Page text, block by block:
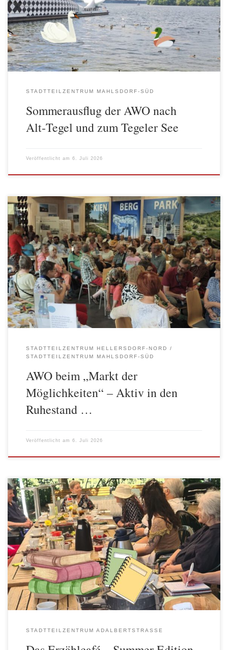
der Weg vom U‑Bahnhof Alt‑Tegel zur beliebten
Greenwichpromenade, die am Ufer des Tegeler Sees verläuft und
zu den bekanntesten Ausflugszielen im Berliner Norden gehört.
Während des Spaziergangs genoss die Gruppe die herrliche […]
STADTTEILZENTRUM MAHLSDORF-SÜD
Sommerausflug der AWO nach
Alt‑Tegel und zum Tegeler See
Veröffentlicht am 6. Juli 2026
Am 2. Juli 2026 fand im Bezirklichen Informationszentrum (BIZ)
Marzahn-Hellersdorf alljährliche Informationsveranstaltung „Aktiv
in den Ruhestand in Marzahn-Hellersdorf“ statt. Zahlreiche
Bürgerinnen und Bürger nutzten die Gelegenheit, sich über
Möglichkeiten des Engagements, der Freizeitgestaltung sowie über
Unterstützungs- und Beratungsangebote für den Übergang vom
Berufsleben in den Ruhestand zu informieren. Auf dem […]
STADTTEILZENTRUM HELLERSDORF-NORD
STADTTEILZENTRUM MAHLSDORF-SÜD
AWO beim „Markt der
Möglichkeiten“ – Aktiv in den
Ruhestand …
Veröffentlicht am 6. Juli 2026
Im Juni fand zum wiederholten Male das Erzählcafé unserer
Schreibgruppe statt. Diese wird seit vielen Jahren vom Bezirksamt
Friedrichshain-Kreuzberg – Amt für Soziales – Stadtteil- und
Seniorenangebote finanziert und seit nunmehr 2 Jahren von Hala
Mohaidli geleitet. Unter dem Motto „Wenn aus Impulsen Texte
und Geschichten werden“ durfte das Publikum […]
STADTTEILZENTRUM ADALBERTSTRASSE